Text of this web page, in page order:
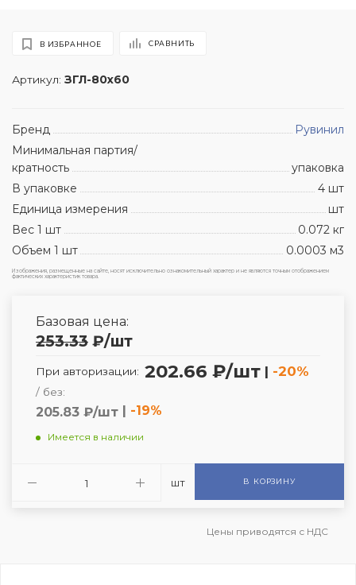
Артикул: ЗГЛ-80х60
В ИЗБРАННОЕ СРАВНИТЬ
Бренд
Рувинил
Минимальная партия/
кратность
упаковка
В упаковке
4 шт
Единица измерения
шт
Вес 1 шт
0.072 кг
Объем 1 шт
0.0003 м3
Изображения, размещенные на сайте, носят исключительно ознакомительный характер и не являются точным отображением
фактических характеристик товара.
Базовая цена:
253.33 ₽/шт
При авторизации: 202.66 ₽/шт | -20%
/ без:
205.83 ₽/шт | -19%
Имеется в наличии
шт В КОРЗИНУ
Цены приводятся с НДС